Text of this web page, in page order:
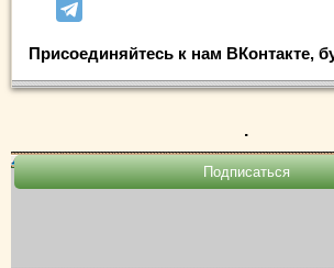
Присоединяйтесь к нам ВКонтакте,
.